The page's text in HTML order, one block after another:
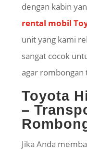
dengan kabin
rental mobil
unit yang kami
sangat cocok
agar rombongan
Toyota
–
Jika Anda